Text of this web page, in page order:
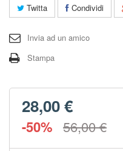
Twitta Condividi
Invia ad un amico
Stampa
28,00 €
-50% 56,00 €